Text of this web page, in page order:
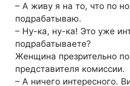
– А живу я на то, что по
подрабатываю.
– Ну-ка, ну-ка! Это уже
подрабатываете?
Женщина презрительно
представителя комиссии.
– А ничего интересного.